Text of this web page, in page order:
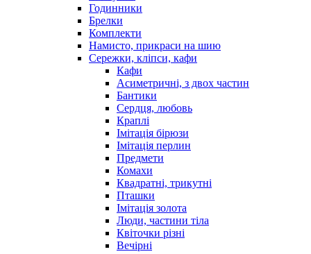
Годинники
Брелки
Комплекти
Намисто, прикраси на шию
Сережки, кліпси, кафи
Кафи
Асиметричні, з двох частин
Бантики
Сердця, любовь
Краплі
Імітація бірюзи
Імітація перлин
Предмети
Комахи
Квадратні, трикутні
Пташки
Імітація золота
Люди, частини тіла
Квіточки різні
Вечірні